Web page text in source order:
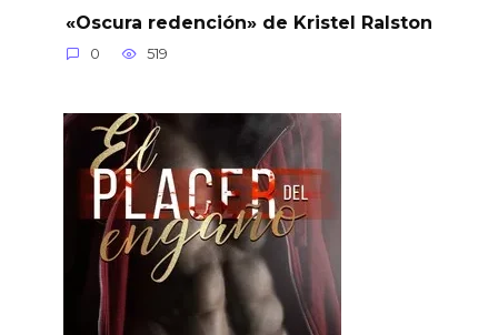
«Oscura redención» de Kristel Ralston
0 519